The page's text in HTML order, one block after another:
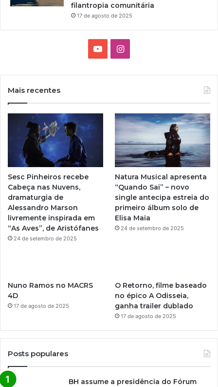
filantropia comunitária
17 de agosto de 2025
T
e
I
t
g
r
a
m
Mais recentes
Sesc Pinheiros recebe
Cabeça nas Nuvens,
dramaturgia de
Alessandro Marson
livremente inspirada em
“As Aves”, de Aristófanes
24 de setembro de 2025
Natura Musical apresenta
“Quando Sai” – novo
single antecipa estreia do
primeiro álbum solo de
Elisa Maia
24 de setembro de 2025
Nuno Ramos no MACRS
4D
17 de agosto de 2025
O Retorno, filme baseado
no épico A Odisseia,
ganha trailer dublado
17 de agosto de 2025
Posts populares
BH assume a presidência do Fórum